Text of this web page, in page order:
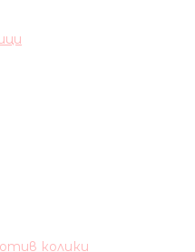
колики